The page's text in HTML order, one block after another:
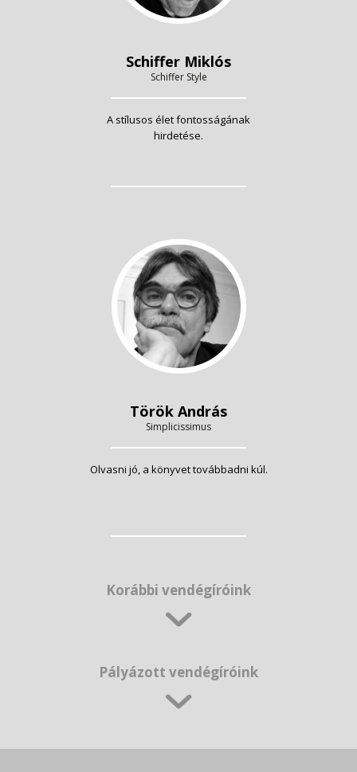
Schiffer Miklós
Schiffer Style
A stílusos élet fontosságának
hirdetése.
Török András
Simplicissimus
Olvasni jó, a könyvet továbbadni kúl.
Korábbi vendégíróink
Pályázott vendégíróink